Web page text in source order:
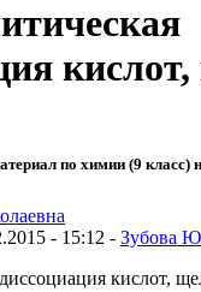
по химии (9 класс)
- 15:12 - Зубова
кислот,